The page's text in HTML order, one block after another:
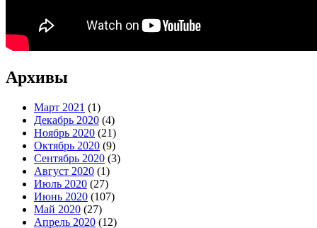
Архивы
Март 2021 (1)
Декабрь 2020 (4)
Ноябрь 2020 (21)
Октябрь 2020 (9)
Сентябрь 2020 (3)
Август 2020 (1)
Июль 2020 (27)
Июнь 2020 (107)
Май 2020 (27)
Апрель 2020 (12)